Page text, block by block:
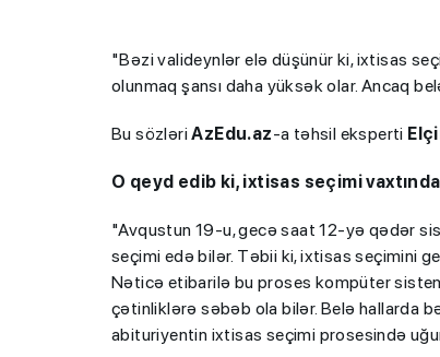
"Bəzi valideynlər elə düşünür ki, ixtisas
olunmaq şansı daha yüksək olar. Ancaq
Bu sözləriAzEdu.az-a təhsil eksperti
O qeyd edib ki, ixtisas seçimi
"Avqustun 19-u, gecə saat 12-yə qədər
seçimi edə bilər. Təbii ki, ixtisas seçimini
Nəticə etibarilə bu proses kompüter
çətinliklərə səbəb ola bilər. Belə hallarda
abituriyentin ixtisas seçimi prosesində